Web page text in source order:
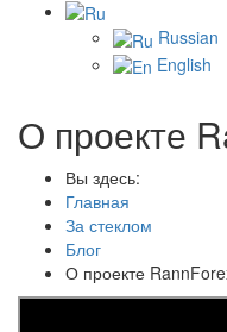
Russian
English
О проекте
Вы здесь:
Главная
За стеклом
Блог
О проекте